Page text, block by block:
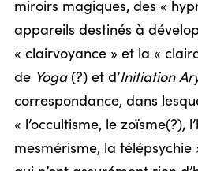
miroirs magiques, des «
appareils destinés à
« clairvoyance » et la «
de Yoga(?) et d’Initiation
correspondance, dans
« l’occultisme, le zoïsme(?),
mesmérisme, la télépsychie